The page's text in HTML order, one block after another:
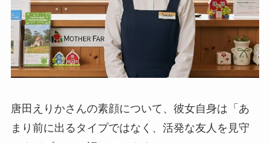
唐田えりかさんの素顔について、彼女自身は「あ
まり前に出るタイプではなく、活発な友人を見守